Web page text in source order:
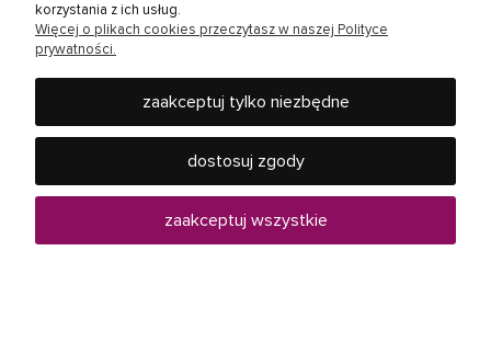
Rebel Electro to miejsce, gdzie kupisz wszystko, co jest
potrzebne w Twoim domu - od baterii, żarówek, słuchawek,
mobilne, jak smartfony i tablety czy elektronarzędzia.
Zapraszamy do ponad 40 sklepów Rebel Electro w całej
korzystania z ich usług.
Więcej o plikach cookies przeczytasz w naszej Polityce
prywatności.
zaakceptuj tylko niezbędne
dostosuj zgody
zaakceptuj wszystkie